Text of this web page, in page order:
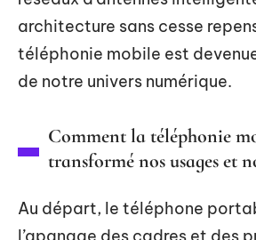
architecture sans cesse
téléphonie mobile est
de notre univers numérique.
Comment la téléphonie
transformé nos usages et
Au départ, le téléphone
l’apanage des cadres et des